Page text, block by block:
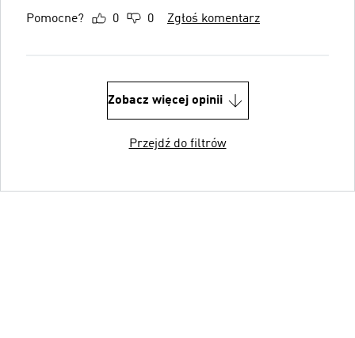
Pomocne? 0 0 Zgłoś komentarz
Zobacz więcej opinii
Przejdź do filtrów